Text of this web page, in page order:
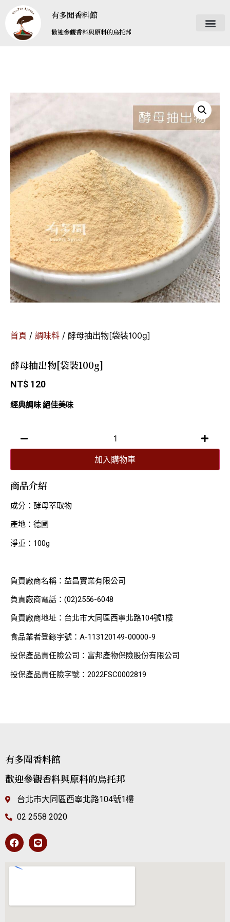
有多聞香料館
歡迎參觀香料與原料的烏托邦
首頁 / 調味料 / 酵母抽出物[袋裝100g]
酵母抽出物[袋裝100g]
NT$ 120
經典調味 絕佳美味
加入購物車
商品介紹
成分：酵母萃取物
產地：德國
淨重：100g
負責廠商名稱：益昌實業有限公司
負責廠商電話：(02)2556-6048
負責廠商地址：台北市大同區西寧北路104號1樓
食品業者登錄字號：A-113120149-00000-9
投保產品責任險公司：富邦產物保險股份有限公司
投保產品責任險字號：2022FSC0002819
有多聞香料館
歡迎參觀香料與原料的烏托邦
台北市大同區西寧北路104號1樓
02 2558 2020